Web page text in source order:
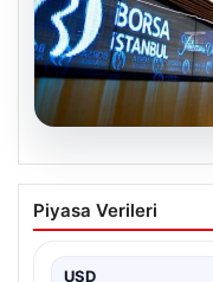
08.08.2026
Yatırım
nasıl oldu?
Analizi”, “content”:
Piyasa Verileri
USD